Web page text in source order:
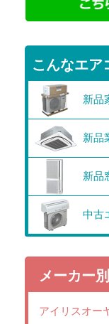
こんなエア
新品
新品
新品
中古
メーカー
アイリスオー